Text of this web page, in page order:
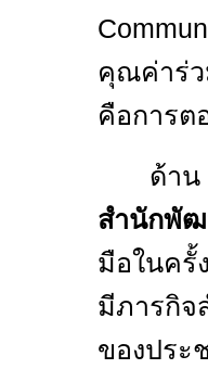
คุณค่าร่ว
คือการต
ด้า
สำนักพั
มือในครั้
มีภารกิจ
ของประ